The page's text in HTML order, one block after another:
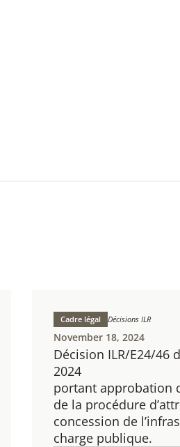
Décision ILR/E24/46
2024
​portant approbation
de la procédure
concession de
charge publique.
Cadre légal Décisions ILR
November 18, 2024